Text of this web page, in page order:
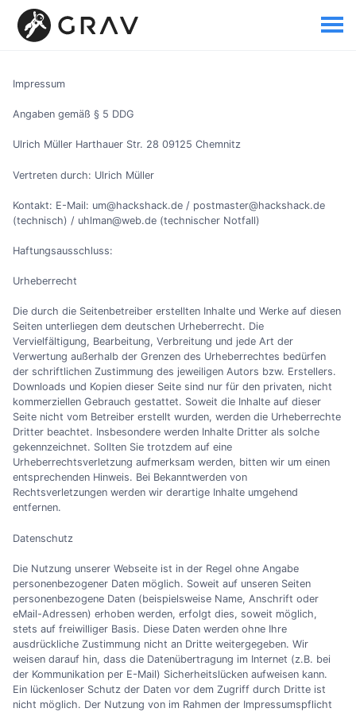
Impressum
Angaben gemäß § 5 DDG
Ulrich Müller Harthauer Str. 28 09125 Chemnitz
Vertreten durch: Ulrich Müller
Kontakt: E-Mail: um@hackshack.de / postmaster@hackshack.de
(technisch) / uhlman@web.de (technischer Notfall)
Haftungsausschluss:
Urheberrecht
Die durch die Seitenbetreiber erstellten Inhalte und Werke auf diesen
Seiten unterliegen dem deutschen Urheberrecht. Die
Vervielfältigung, Bearbeitung, Verbreitung und jede Art der
Verwertung außerhalb der Grenzen des Urheberrechtes bedürfen
der schriftlichen Zustimmung des jeweiligen Autors bzw. Erstellers.
Downloads und Kopien dieser Seite sind nur für den privaten, nicht
kommerziellen Gebrauch gestattet. Soweit die Inhalte auf dieser
Seite nicht vom Betreiber erstellt wurden, werden die Urheberrechte
Dritter beachtet. Insbesondere werden Inhalte Dritter als solche
gekennzeichnet. Sollten Sie trotzdem auf eine
Urheberrechtsverletzung aufmerksam werden, bitten wir um einen
entsprechenden Hinweis. Bei Bekanntwerden von
Rechtsverletzungen werden wir derartige Inhalte umgehend
entfernen.
Datenschutz
Die Nutzung unserer Webseite ist in der Regel ohne Angabe
personenbezogener Daten möglich. Soweit auf unseren Seiten
personenbezogene Daten (beispielsweise Name, Anschrift oder
eMail-Adressen) erhoben werden, erfolgt dies, soweit möglich,
stets auf freiwilliger Basis. Diese Daten werden ohne Ihre
ausdrückliche Zustimmung nicht an Dritte weitergegeben. Wir
weisen darauf hin, dass die Datenübertragung im Internet (z.B. bei
der Kommunikation per E-Mail) Sicherheitslücken aufweisen kann.
Ein lückenloser Schutz der Daten vor dem Zugriff durch Dritte ist
nicht möglich. Der Nutzung von im Rahmen der Impressumspflicht